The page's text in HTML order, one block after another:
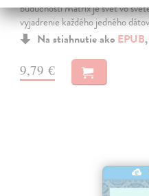
budúcnosti Matrix je svet vo
vyjadrenie každého jedného
Na stiahnutie ako EPUB,
9,79 €